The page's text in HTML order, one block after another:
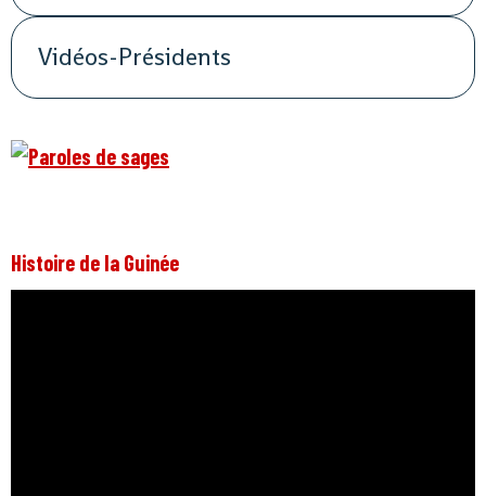
Vidéos-Présidents
Histoire de la Guinée